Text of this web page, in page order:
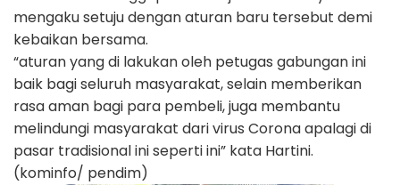
mengaku setuju dengan aturan baru tersebut demi
kebaikan bersama.
“aturan yang di lakukan oleh petugas gabungan ini
baik bagi seluruh masyarakat, selain memberikan
rasa aman bagi para pembeli, juga membantu
melindungi masyarakat dari virus Corona apalagi di
pasar tradisional ini seperti ini” kata Hartini.
(kominfo/ pendim)